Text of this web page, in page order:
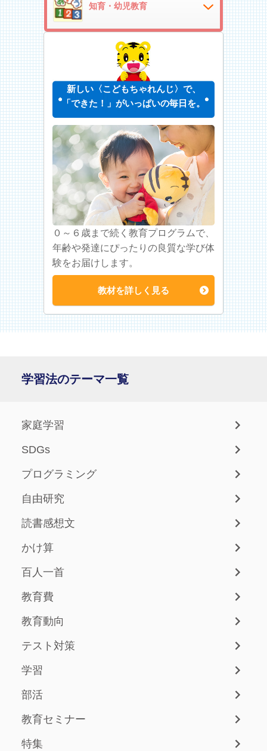
知育・幼児教育
新しい〈こどもちゃれんじ〉で、
「できた！」がいっぱいの毎日を。
０～６歳まで続く教育プログラムで、
年齢や発達にぴったりの良質な学び体
験をお届けします。
教材を詳しく見る
学習法のテーマ一覧
家庭学習
SDGs
プログラミング
自由研究
読書感想文
かけ算
百人一首
教育費
教育動向
テスト対策
学習
部活
教育セミナー
特集